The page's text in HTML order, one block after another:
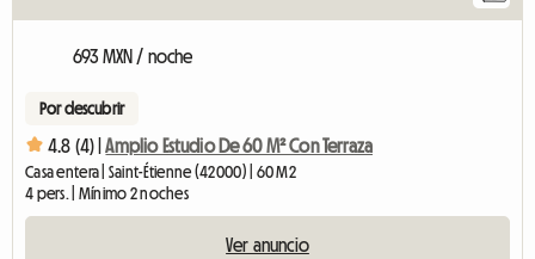
693 MXN / noche
Por descubrir
4.8 (4) | Amplio Estudio De 60 M² Con Terraza
Casa entera | Saint-Étienne (42000) | 60 M2
4 pers. | Mínimo 2 noches
Ver anuncio